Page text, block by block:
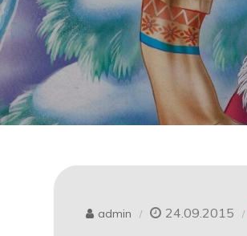
admin 24.09.2015